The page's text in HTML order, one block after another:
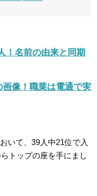
！名前の由来と同期
像！職業は電通で実
いて、39人中21位で入
トップの座を手にまし